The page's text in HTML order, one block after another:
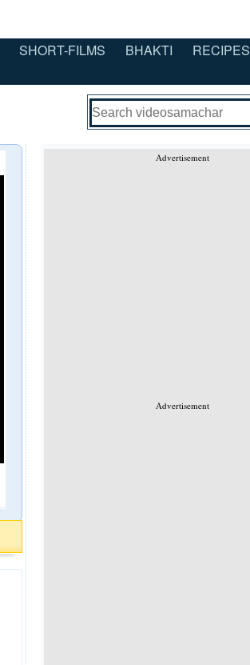
SHORT-FILMS BHAKTI
RECIPES
Advertisement
Advertisement